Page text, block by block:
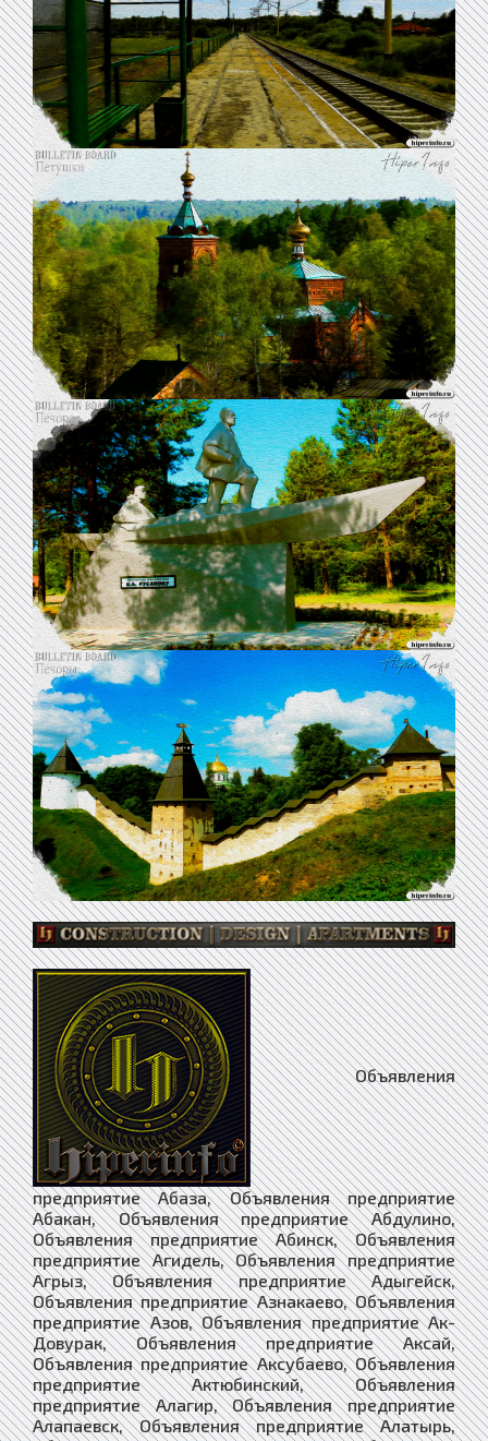
Объявления предприятие Абаза, Объявления предприятие Абакан, Объявления предприятие Абдулино, Объявления предприятие Абинск, Объявления предприятие Агидель, Объявления предприятие Агрыз, Объявления предприятие Адыгейск, Объявления предприятие Азнакаево, Объявления предприятие Азов, Объявления предприятие Ак-Довурак, Объявления предприятие Аксай, Объявления предприятие Аксубаево, Объявления предприятие Актюбинский, Объявления предприятие Алагир, Объявления предприятие Алапаевск, Объявления предприятие Алатырь, Объявления предприятие Алдан, Объявления предприятие Алейск, Объявления предприятие Александров, Объявления предприятие Александровск, Объявления предприятие Александровск-Сахалинский, Объявления предприятие Алексеевка, Объявления предприятие Алексеевское, Объявления предприятие Алексин, Объявления предприятие Алзамай, Объявления предприятие Али-Бердуковский, Объявления предприятие Алтухово, Объявления предприятие Алупка, Объявления предприятие Алушта, Объявления предприятие Альметьевск, Объявления предприятие Амурск, Объявления предприятие Анадырь, Объявления предприятие Анапа, Объявления предприятие Ангарск, Объявления предприятие Андреаполь, Объявления предприятие Анжеро-Судженск, Объявления предприятие Анива, Объявления предприятие Апастово, Объявления предприятие Апатиты, Объявления предприятие Апрелевка, Объявления предприятие Апшеронск, Объявления предприятие Арамиль, Объявления предприятие Аргун, Объявления предприятие Ардатов, Объявления предприятие Ардон, Объявления предприятие Арзамас, Объявления предприятие Аркадак, Объявления предприятие Армавир, Объявления предприятие Армянск, Объявления предприятие Арсеньев, Объявления предприятие Арск, Объявления предприятие Артём, Объявления предприятие Артёмовск, Объявления предприятие Артёмовский, Объявления предприятие Архангельск, Объявления предприятие Архонская, Объявления предприятие Асбест, Объявления предприятие Асино, Объявления предприятие Астрахань, Объявления предприятие Аткарск, Объявления предприятие Ахтубинск, Объявления предприятие Ачинск, Объявления предприятие Аша, Объявления предприятие Бабаево, Объявления предприятие Бабушкин, Объявления предприятие Бавлы, Объявления предприятие Багратионовск, Объявления предприятие Байкальск, Объявления предприятие Баймак, Объявления предприятие Бакал, Объявления предприятие Баксан, Объявления предприятие Балабаново, Объявления предприятие Балаково, Объявления предприятие Балахна, Объявления предприятие Балашиха, Объявления предприятие Балашов, Объявления предприятие Балей, Объявления предприятие Балтаси, Объявления предприятие Балтийск, Объявления предприятие Барабинск, Объявления предприятие Барнаул, Объявления предприятие Барыш, Объявления предприятие Батайск, Объявления предприятие Бахчисарай, Объявления предприятие Башмаково, Объявления предприятие Бежаницы, Объявления предприятие Бежецк, Объявления предприятие Беково, Объявления предприятие Белая Берёзка, Объявления предприятие Белая Калитва, Объявления предприятие Белая Холуница, Объявления предприятие Белгород, Объявления предприятие Белебей, Объявления предприятие Белёв, Объявления предприятие Белинский, Объявления предприятие Белово, Объявления предприятие Белогорск, Объявления предприятие Белогорск, Объявления предприятие Белозерск, Объявления предприятие Белокуриха, Объявления предприятие Беломорск, Объявления предприятие Белорецк, Объявления предприятие Белореченск, Объявления предприятие Белоусово, Объявления предприятие Белоярский, Объявления предприятие Белушья Губа, Объявления предприятие Белые Берега, Объявления предприятие Белый, Объявления предприятие Бердск, Объявления предприятие Березник, Объявления предприятие Березники, Объявления предприятие Берёзовский, Объявления предприятие Берёзовский, Объявления предприятие Беслан, Объявления предприятие Бийск, Объявления предприятие Бикин, Объявления предприятие Билибино, Объявления предприятие Биробиджан, Объявления предприятие Бирск, Объявления предприятие Бирюсинск, Объявления предприятие Бирюч, Объявления предприятие Благовещенск, Объявления предприятие Благовещенск, Объявления предприятие Благодарный, Объявления предприятие Бобров, Объявления предприятие Богатые Сабы, Объявления предприятие Богданович, Объявления предприятие Богородицк, Объявления предприятие Богородск, Объявления предприятие Боготол, Объявления предприятие Богучар, Объявления предприятие Бодайбо, Объявления предприятие Бокситогорск, Объявления предприятие Болгар, Объявления предприятие Бологое, Объявления предприятие Болотное, Объявления предприятие Болохово, Объявления предприятие Болхов, Объявления предприятие Большое Полпино, Объявления предприятие Большой Камень, Объявления предприятие Бор, Объявления предприятие Борзя, Объявления предприятие Борисоглебск, Объявления предприятие Боровичи, Объявления предприятие Боровск, Объявления предприятие Бородино, Объявления предприятие Братск, Объявления предприятие Бронницы, Объявления предприятие Брянск, Объявления предприятие Бугульма, Объявления предприятие Бугуруслан, Объявления предприятие Будённовск, Объявления предприятие Бузулук, Объявления предприятие Буинск, Объявления предприятие Буй, Объявления предприятие Буйнакск, Объявления предприятие Бутурлиновка, Объявления предприятие Бытошь, Объявления предприятие Валдай, Объявления предприятие Валуйки, Объявления предприятие Васильево, Объявления предприятие Велиж, Объявления предприятие Великие Луки, Объявления предприятие Великий Новгород, Объявления предприятие Великий Устюг, Объявления предприятие Вельск, Объявления предприятие Венёв, Объявления предприятие Верещагино, Объявления предприятие Верея, Объявления предприятие Верхнеднепровский, Объявления предприятие Верхнеуральск, Объявления предприятие Верхний Тагил, Объявления предприятие Верхний Уфалей, Объявления предприятие Верхняя Пышма, Объявления предприятие Верхняя Салда, Объявления предприятие Верхняя Тура, Объявления предприятие Верхозим, Объявления предприятие Верхотурье, Объявления предприятие Верхоянск, Объявления предприятие Весьегонск, Объявления предприятие Ветлуга, Объявления предприятие Видное, Объявления предприятие Вилюйск, Объявления предприятие Вилючинск, Объявления предприятие Вихоревка, Объявления предприятие Вичуга, Объявления предприятие Владивосток, Объявления предприятие Владикавказ, Объявления предприятие Владимир, Объявления предприятие Волгоград, Объявления предприятие Волгодонск, Объявления предприятие Волгореченск, Объявления предприятие Волжск, Объявления предприятие Волжский, Объявления предприятие Вологда, Объявления предприятие Володарск, Объявления предприятие Волоколамск, Объявления предприятие Волосово, Объявления предприятие Волхов, Объявления предприятие Волчанск, Объявления предприятие Вольск, Объявления предприятие Воркута, Объявления предприятие Воронеж, Объявления предприятие Ворсма, Объявления предприятие Воскресенск, Объявления предприятие Воткинск, Объявления предприятие Всеволожск, Объявления предприятие Вуктыл, Объявления предприятие Выборг, Объявления предприятие Выгоничи, Объявления предприятие Выкса, Объявления предприятие Высоковск, Объявления предприятие Высоцк, Объявления предприятие Вытегра, Объявления предприятие Вычегодский, Объявления предприятие Вышков, Объявления предприятие Вышний Волочёк, Объявления предприятие Вяземский, Объявления предприятие Вязники, Объявления предприятие Вязьма, Объявления предприятие Вятские Поляны, Объявления предприятие Гаврилов Посад, Объявления предприятие Гаврилов-Ям, Объявления предприятие Гагарин, Объявления предприятие Гаджиево, Объявления предприятие Гай, Объявления предприятие Галич, Объявления предприятие Гаспра, Объявления предприятие Гатчина, Объявления предприятие Гвардейск, Объявления предприятие Гвардейское, Объявления предприятие Гдов, Объявления предприятие Геленджик, Объявления предприятие Георгиевск, Объявления предприятие Гизель, Объявления предприятие Глазов, Объявления предприятие Голицыно, Объявления предприятие Голынки, Объявления предприятие Горагорск, Объявления предприятие Горбатов, Объявления предприятие Горно-Алтайск, Объявления предприятие Горнозаводск, Объявления предприятие Горняк, Объявления предприятие Городец, Объявления предприятие Городище, Объявления предприятие Городовиковск, Объявления предприятие Гороховец, Объявления предприятие Горячий Ключ, Объявления предприятие Грайворон, Объявления предприятие Гремячинск, Объявления предприятие Грозный, Объявления предприятие Грязи, Объявления предприятие Грязовец, Объявления предприятие Губаха, Объявления предприятие Губкин, Объявления предприятие Губкинский, Объявления предприятие Гудермес, Объявления предприятие Гуково, Объявления предприятие Гулькевичи, Объявления предприятие Гурьевск, Объявления предприятие Гурьевск, Объявления предприятие Гусев, Объявления предприятие Гусиноозёрск, Объявления предприятие Гусь-Хрустальный, Объявления предприятие Давлеканово, Объявления предприятие Дагестанские Огни, Объявления предприятие Далматово, Объявления предприятие Дальнегорск, Объявления предприятие Дальнереченск, Объявления предприятие Данилов, Объявления предприятие Данков, Объявления предприятие Дегтярск, Объявления предприятие Дедовичи, Объявления предприятие Дедовск, Объявления предприятие Демидов, Объявления предприятие Дербент, Объявления предприятие Десногорск, Объявления предприятие Джалиль, Объявления предприятие Джанкой, Объявления предприятие Дзержинск, Объявления предприятие Дзержинский, Объявления предприятие Дивногорск, Объявления предприятие Дигора, Объявления предприятие Димитровград, Объявления предприятие Дмитриев, Объявления предприятие Дмитриевка, Объявления предприятие Дмитров, Объявления предприятие Дмитровск, Объявления предприятие Дно, Объявления предприятие Добрянка, Объявления предприятие Долгопрудный, Объявления предприятие Долинск, Объявления предприятие апартаментыодедово, Объявления предприятие Донецк, Объявления предприятие Донской, Объявления предприятие Дорогобуж, Объявления предприятие Дрезна, Объявления предприятие Дубна, Объявления предприятие Дубовка, Объявл